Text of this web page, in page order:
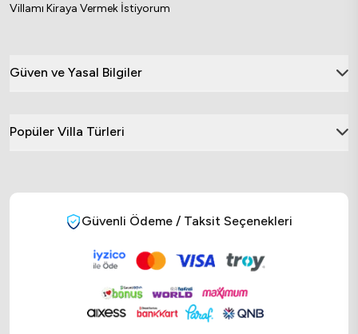
Villamı Kiraya Vermek İstiyorum
Güven ve Yasal Bilgiler
Popüler Villa Türleri
Güvenli Ödeme / Taksit Seçenekleri